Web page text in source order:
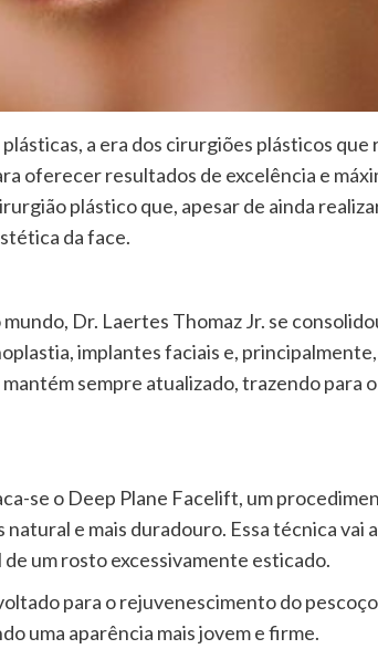
a era dos cirurgiões plásticos que
oferecer resultados de excelência e
plástico que, apesar de ainda
da face.
Dr. Laertes Thomaz Jr. se
implantes faciais e,
sempre atualizado, trazendo para
se o Deep Plane Facelift, um
e mais duradouro. Essa técnica vai
um rosto excessivamente esticado.
para o rejuvenescimento do
uma aparência mais jovem e firme.